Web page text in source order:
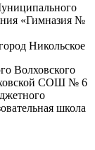
«Гимназия №
Никольское
Волховского
СОШ № 6
школа